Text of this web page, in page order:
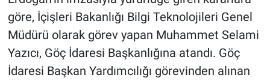
göre, İçişleri Bakanlığı Bilgi Teknolojileri Genel
Müdürü olarak görev yapan Muhammet Selami
Yazıcı, Göç İdaresi Başkanlığına atandı. Göç
İdaresi Başkan Yardımcılığı görevinden alınan